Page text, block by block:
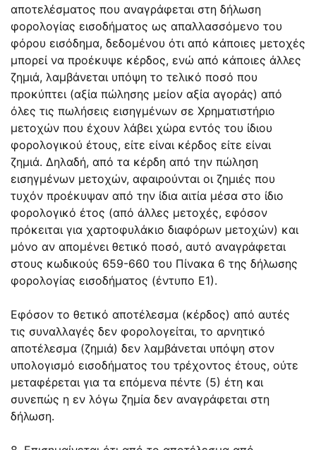
αποτελέσματος που αναγράφεται στη δήλωση
φορολογίας εισοδήματος ως απαλλασσόμενο του
φόρου εισόδημα, δεδομένου ότι από κάποιες μετοχές
μπορεί να προέκυψε κέρδος, ενώ από κάποιες άλλες
ζημιά, λαμβάνεται υπόψη το τελικό ποσό που
προκύπτει (αξία πώλησης μείον αξία αγοράς) από
όλες τις πωλήσεις εισηγμένων σε Χρηματιστήριο
μετοχών που έχουν λάβει χώρα εντός του ίδιου
φορολογικού έτους, είτε είναι κέρδος είτε είναι
ζημιά. Δηλαδή, από τα κέρδη από την πώληση
εισηγμένων μετοχών, αφαιρούνται οι ζημιές που
τυχόν προέκυψαν από την ίδια αιτία μέσα στο ίδιο
φορολογικό έτος (από άλλες μετοχές, εφόσον
πρόκειται για χαρτοφυλάκιο διαφόρων μετοχών) και
μόνο αν απομένει θετικό ποσό, αυτό αναγράφεται
στους κωδικούς 659-660 του Πίνακα 6 της δήλωσης
φορολογίας εισοδήματος (έντυπο Ε1).
Εφόσον το θετικό αποτέλεσμα (κέρδος) από αυτές
τις συναλλαγές δεν φορολογείται, το αρνητικό
αποτέλεσμα (ζημιά) δεν λαμβάνεται υπόψη στον
υπολογισμό εισοδήματος του τρέχοντος έτους, ούτε
μεταφέρεται για τα επόμενα πέντε (5) έτη και
συνεπώς η εν λόγω ζημία δεν αναγράφεται στη
δήλωση.